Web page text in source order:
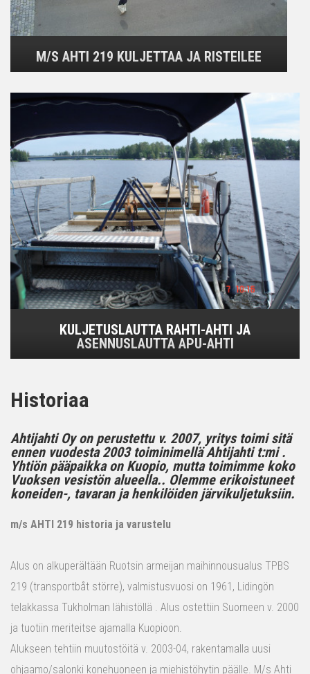
M/S AHTI 219 KULJETTAA JA RISTEILEE
KULJETUSLAUTTA RAHTI-AHTI JA
ASENNUSLAUTTA APU-AHTI
Historiaa
Ahtijahti Oy on perustettu v. 2007, yritys toimi sitä
ennen vuodesta 2003 toiminimellä Ahtijahti t:mi .
Yhtiön pääpaikka on Kuopio, mutta toimimme koko
Vuoksen vesistön alueella.. Olemme erikoistuneet
koneiden-, tavaran ja henkilöiden järvikuljetuksiin.
m/s AHTI 219 historia ja varustelu
Alus on alkuperältään Ruotsin armeijan maihinnousualus TPBS
219 (transportbåt större), valmistusvuosi on 1961, Lidingön
telakkassa Tukholman lähistöllä . Alus ostettiin Suomeen v. 2000
ja tuotiin meriteitse ajamalla Kuopioon.
Alukseen tehtiin muutostöitä v. 2003-04, rakentamalla uusi
ohjaamo/salonki konehuoneen ja miehistöhytin päälle. M/s Ahti